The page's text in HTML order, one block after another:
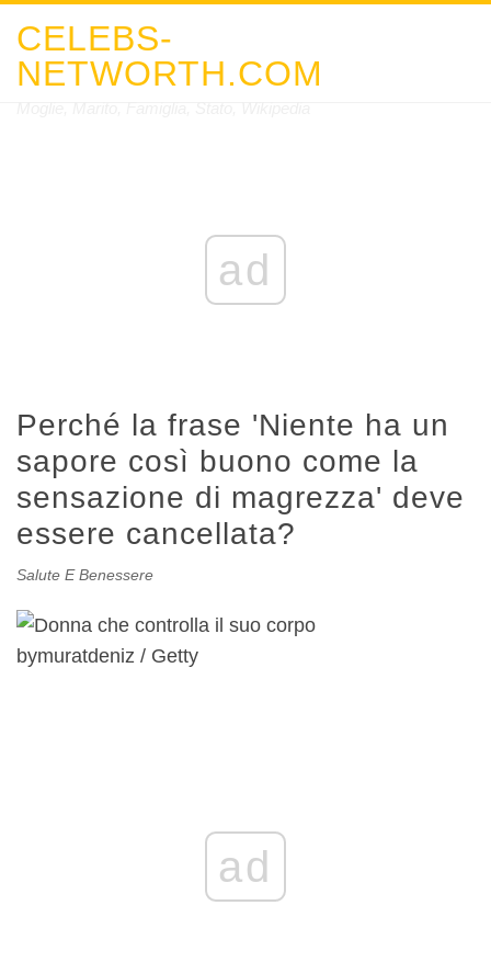
CELEBS-
NETWORTH.COM
ad
Perché la frase 'Niente ha un
sapore così buono come la
sensazione di magrezza' deve
essere cancellata?
Salute E Benessere
bymuratdeniz / Getty
ad